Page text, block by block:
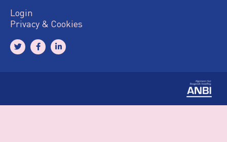
Login
Privacy & Cookies